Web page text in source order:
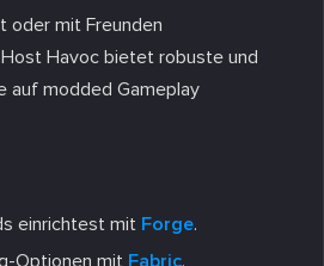
oder mit Freunden
Havoc bietet robuste und
auf modded Gameplay
einrichtest mit Forge.
Optionen mit Fabric.